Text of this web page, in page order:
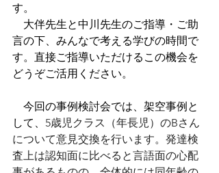
す。
大伴先生と中川先生のご指導・ご助
言の下、みんなで考える学びの時間で
す。直接ご指導いただけるこの機会を
どうぞご活用ください。
今回の事例検討会では、架空事例と
して、 5歳児クラス（年長児）のBさん
について意見交換を行います。発達検
査上は認知面に比べると言語面の心配